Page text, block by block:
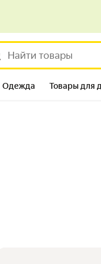
Одежда Товары для